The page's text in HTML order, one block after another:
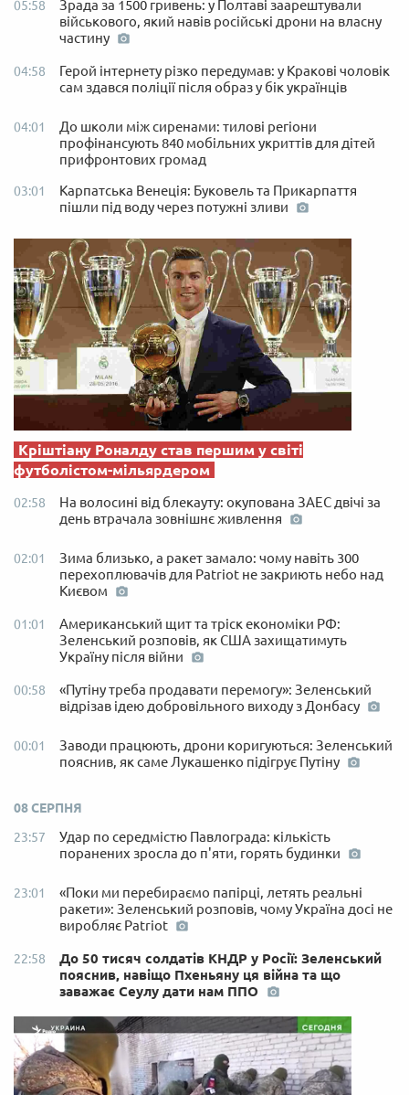
05:58
Зрада за 1500 гривень: у Полтаві заарештували
військового, який навів російські дрони на власну
частину
04:58
Герой інтернету різко передумав: у Кракові чоловік
сам здався поліції після образ у бік українців
04:01
До школи між сиренами: тилові регіони
профінансують 840 мобільних укриттів для дітей
прифронтових громад
03:01
Карпатська Венеція: Буковель та Прикарпаття
пішли під воду через потужні зливи
Кріштіану Роналду став першим у світі
футболістом-мільярдером
02:58
На волосині від блекауту: окупована ЗАЕС двічі за
день втрачала зовнішнє живлення
02:01
Зима близько, а ракет замало: чому навіть 300
перехоплювачів для Patriot не закриють небо над
Києвом
01:01
Американський щит та тріск економіки РФ:
Зеленський розповів, як США захищатимуть
Україну після війни
00:58
«Путіну треба продавати перемогу»: Зеленський
відрізав ідею добровільного виходу з Донбасу
00:01
Заводи працюють, дрони коригуються: Зеленський
пояснив, як саме Лукашенко підігрує Путіну
08 СЕРПНЯ
23:57
Удар по середмістю Павлограда: кількість
поранених зросла до п'яти, горять будинки
23:01
«Поки ми перебираємо папірці, летять реальні
ракети»: Зеленський розповів, чому Україна досі не
виробляє Patriot
22:58
До 50 тисяч солдатів КНДР у Росії: Зеленський
пояснив, навіщо Пхеньяну ця війна та що
заважає Сеулу дати нам ППО